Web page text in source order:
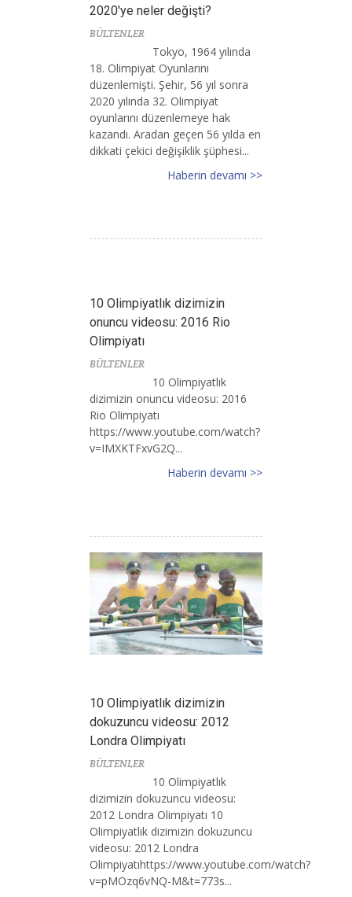
2020'ye neler değişti?
BÜLTENLER
Tokyo, 1964 yılında
18. Olimpiyat Oyunlarını
düzenlemişti. Şehir, 56 yıl sonra
2020 yılında 32. Olimpiyat
oyunlarını düzenlemeye hak
kazandı. Aradan geçen 56 yılda en
dikkati çekici değişiklik şüphesi...
Haberin devamı >>
10 Olimpiyatlık dizimizin
onuncu videosu: 2016 Rio
Olimpiyatı
BÜLTENLER
10 Olimpiyatlık
dizimizin onuncu videosu: 2016
Rio Olimpiyatı
https://www.youtube.com/watch?
v=IMXKTFxvG2Q...
Haberin devamı >>
10 Olimpiyatlık dizimizin
dokuzuncu videosu: 2012
Londra Olimpiyatı
BÜLTENLER
10 Olimpiyatlık
dizimizin dokuzuncu videosu:
2012 Londra Olimpiyatı 10
Olimpiyatlık dizimizin dokuzuncu
videosu: 2012 Londra
Olimpiyatıhttps://www.youtube.com/watch?
v=pMOzq6vNQ-M&t=773s...